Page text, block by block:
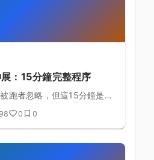
：15分鐘完整程序
跑者忽略，但這15分鐘是預
重要投資之一。
0 0